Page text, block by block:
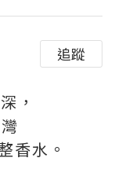
追蹤
，
水。